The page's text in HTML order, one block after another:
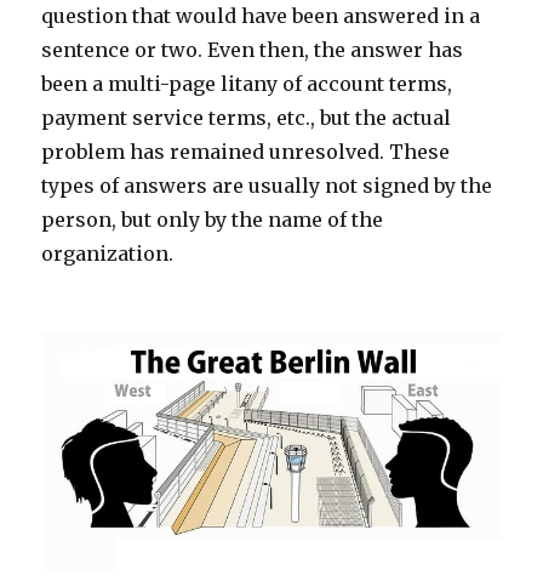
question that would have been answered in a
sentence or two. Even then, the answer has
been a multi-page litany of account terms,
payment service terms, etc., but the actual
problem has remained unresolved. These
types of answers are usually not signed by the
person, but only by the name of the
organization.